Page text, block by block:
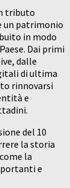
tributo
un patrimonio
in modo
Dai primi
dalle
di ultima
rinnovarsi
e
del 10
la storia
la
e